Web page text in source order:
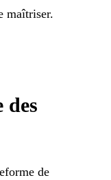
maîtriser.
des
de